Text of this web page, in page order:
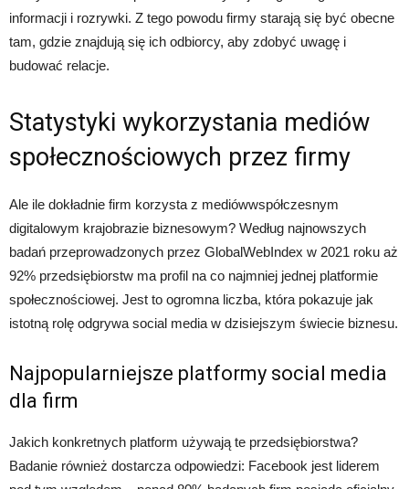
informacji i rozrywki. Z tego powodu firmy starają się być obecne
tam, gdzie znajdują się ich odbiorcy, aby zdobyć uwagę i
budować relacje.
Statystyki wykorzystania mediów
społecznościowych przez firmy
Ale ile dokładnie firm korzysta z mediówwspółczesnym
digitalowym krajobrazie biznesowym? Według najnowszych
badań przeprowadzonych przez GlobalWebIndex w 2021 roku aż
92% przedsiębiorstw ma profil na co najmniej jednej platformie
społecznościowej. Jest to ogromna liczba, która pokazuje jak
istotną rolę odgrywa social media w dzisiejszym świecie biznesu.
Najpopularniejsze platformy social media
dla firm
Jakich konkretnych platform używają te przedsiębiorstwa?
Badanie również dostarcza odpowiedzi: Facebook jest liderem